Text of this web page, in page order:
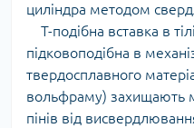
циліндра методом
Т-подібна вставка в
підковоподібна в
твердосплавного
вольфраму) захищають
пінів від